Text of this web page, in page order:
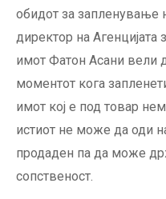
обидот за запленување
директор на
имот Фатон Асани вели
моментот кога
имот кој е под товар
истиот не може да оди
продаден па да може
сопственост.